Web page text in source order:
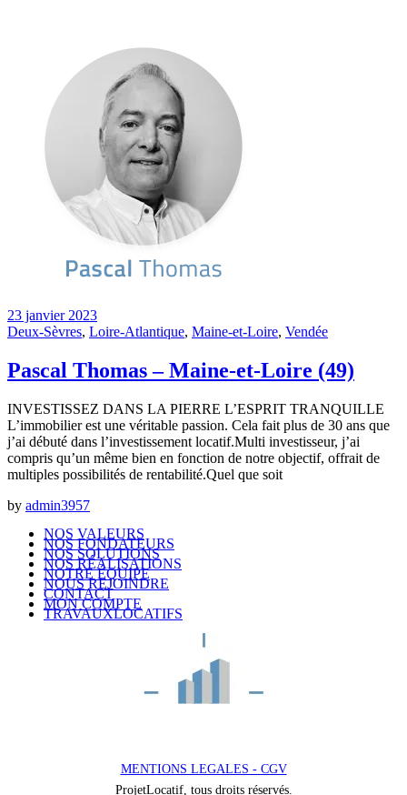
23 janvier 2023
Deux-Sèvres, Loire-Atlantique, Maine-et-Loire, Vendée
Pascal Thomas – Maine-et-Loire (49)
INVESTISSEZ DANS LA PIERRE L’ESPRIT TRANQUILLE
L’immobilier est une véritable passion. Cela fait plus de 30 ans que
j’ai débuté dans l’investissement locatif.Multi investisseur, j’ai
compris qu’un même bien en fonction de notre objectif, offrait de
multiples possibilités de rentabilité.Quel que soit
by admin3957
NOS VALEURS
NOS FONDATEURS
NOS SOLUTIONS
NOS RÉALISATIONS
NOTRE ÉQUIPE
NOUS REJOINDRE
CONTACT
MON COMPTE
TRAVAUXLOCATIFS
MENTIONS LEGALES - CGV
ProjetLocatif, tous droits réservés.